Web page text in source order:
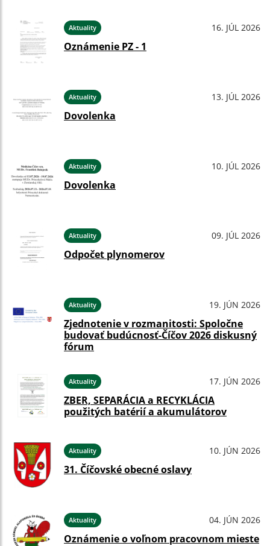
Aktuality 16. JÚL 2026
Oznámenie PZ - 1
Aktuality 13. JÚL 2026
Dovolenka
Aktuality 10. JÚL 2026
Dovolenka
Aktuality 09. JÚL 2026
Odpočet plynomerov
Aktuality 19. JÚN 2026
Zjednotenie v rozmanitosti: Spoločne
budovať budúcnosť-Číčov 2026 diskusný
fórum
Aktuality 17. JÚN 2026
ZBER, SEPARÁCIA a RECYKLÁCIA
použitých batérií a akumulátorov
Aktuality 10. JÚN 2026
31. Číčovské obecné oslavy
Aktuality 04. JÚN 2026
Oznámenie o voľnom pracovnom mieste